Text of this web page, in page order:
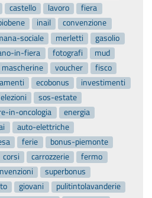
castello lavoro
fiera
inail
convenzione
sociale merletti
gasolio
in-fiera fotografi
mud
mascherine voucher
fisco
ecobonus
investimenti
elezioni
sos-estate
in-oncologia
energia
auto-elettriche
ferie
bonus-piemonte
corsi carrozzerie
fermo
superbonus
giovani
pulitintolavanderie